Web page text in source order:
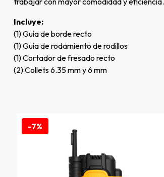
Incluye:
(1) Guía de borde recto
(1) Guía de rodamiento de rodillos
(1) Cortador de fresado recto
(2) Collets 6.35 mm y 6 mm
-7%